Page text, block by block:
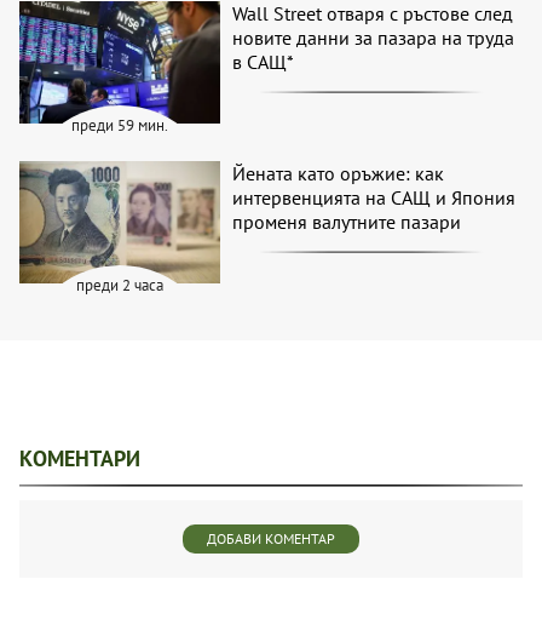
преди 59 мин.
Wall Street отваря с ръстове след
новите данни за пазара на труда
в САЩ*
преди 2 часа
Йената като оръжие: как
интервенцията на САЩ и Япония
променя валутните пазари
КОМЕНТАРИ
ДОБАВИ КОМЕНТАР